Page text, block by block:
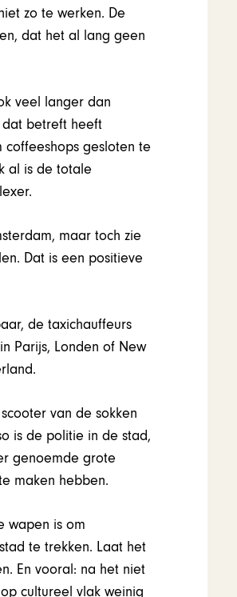
zo te werken. De
dat het al lang geen
veel langer dan
betreft heeft
gesloten te
al is de totale
maar toch zie
Dat is een positieve
de taxichauffeurs
Parijs, Londen of New
van de sokken
is de politie in de stad,
genoemde grote
maken hebben.
wapen is om
te trekken. Laat het
En vooral: na het niet
cultureel vlak weinig